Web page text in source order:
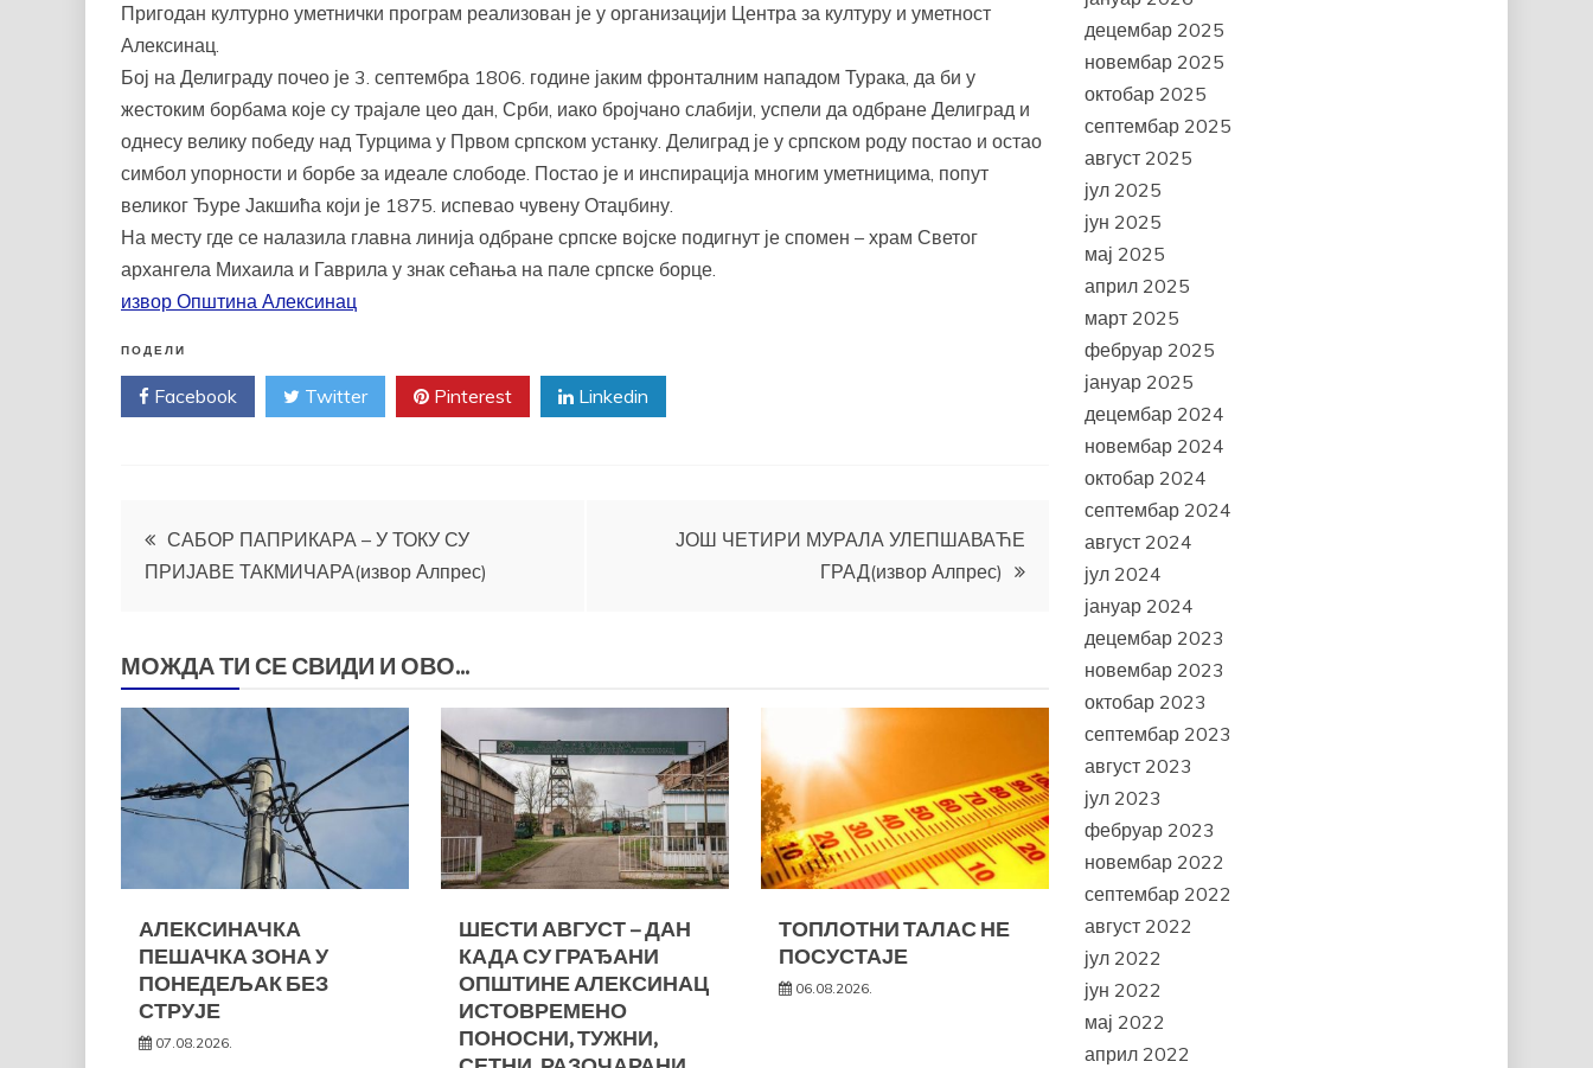
Пригодан културно уметнички програм реализован је у организацији Центра за културу и уметност
Алексинац.
Бој на Делиграду почео је 3. септембра 1806. године јаким фронталним нападом Турака, да би у
жестоким борбама које су трајале цео дан, Срби, иако бројчано слабији, успели да одбране Делиград и
однесу велику победу над Турцима у Првом српском устанку. Делиград је у српском роду постао и остао
симбол упорности и борбе за идеале слободе. Постао је и инспирација многим уметницима, попут
великог Ђуре Јакшића који је 1875. испевао чувену Отаџбину.
На месту где се налазила главна линија одбране српске војске подигнут је спомен – храм Светог
архангела Михаила и Гаврила у знак сећања на пале српске борце.
извор Општина Алексинац
ПОДЕЛИ
Facebook Twitter Pinterest Linkedin
Кретање
чланка
САБОР ПАПРИКАРА – У ТОКУ СУ
ПРИЈАВЕ ТАКМИЧАРА(извор Алпрес)
ЈОШ ЧЕТИРИ МУРАЛА УЛЕПШАВАЋЕ
ГРАД(извор Алпрес)
МОЖДА ТИ СЕ СВИДИ И ОВО...
АЛЕКСИНАЧКА
ПЕШАЧКА ЗОНА У
ПОНЕДЕЉАК БЕЗ
СТРУЈЕ
07.08.2026.
ШЕСТИ АВГУСТ – ДАН
КАДА СУ ГРАЂАНИ
ОПШТИНЕ АЛЕКСИНАЦ
ИСТОВРЕМЕНО
ПОНОСНИ, ТУЖНИ,
ТОПЛОТНИ ТАЛАС НЕ
ПОСУСТАЈЕ
06.08.2026.
децембар 2025
новембар 2025
октобар 2025
септембар 2025
август 2025
јул 2025
јун 2025
мај 2025
април 2025
март 2025
фебруар 2025
јануар 2025
децембар 2024
новембар 2024
октобар 2024
септембар 2024
август 2024
јул 2024
јануар 2024
децембар 2023
новембар 2023
октобар 2023
септембар 2023
август 2023
јул 2023
фебруар 2023
новембар 2022
септембар 2022
август 2022
јул 2022
јун 2022
мај 2022
април 2022